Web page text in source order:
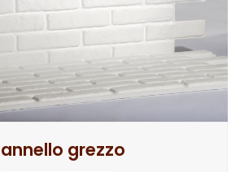
grezzo